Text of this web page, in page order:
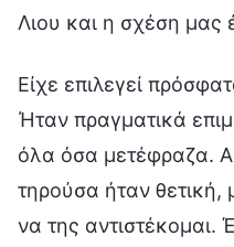
Λιου και η σχέση μας
Είχε επιλεγεί
Ήταν πραγματικά
όλα όσα μετέφραζα.
τηρούσα ήταν θετική,
να της